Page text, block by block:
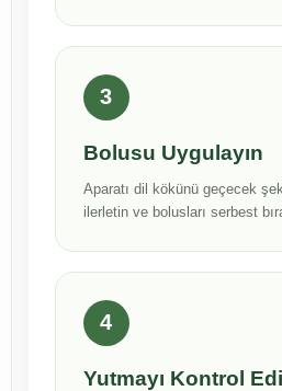
3
Bolusu Uygulayın
Aparatı dil kökünü geçecek
ilerletin ve bolusları serbest
4
Yutmayı Kontrol